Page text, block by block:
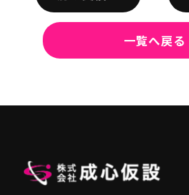
一覧へ戻る